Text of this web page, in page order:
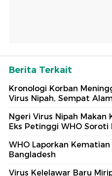
Berita Terkait
Kronologi Korban
Virus Nipah, Sempat
Ngeri Virus Nipah Makan
Eks Petinggi WHO Soroti
WHO Laporkan
Bangladesh
Virus Kelelawar Baru